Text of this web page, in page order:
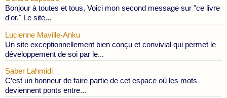
Bonjour à toutes et tous, Voici mon second message sur "ce livre
d'or." Le site...
Lucienne Maville-Anku
Un site exceptionnellement bien conçu et convivial qui permet le
développement de soi par le...
Saber Lahmidi
C’est un honneur de faire partie de cet espace où les mots
deviennent ponts entre...